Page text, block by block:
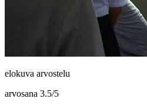
elokuva arvostelu
arvosana 3.5/5